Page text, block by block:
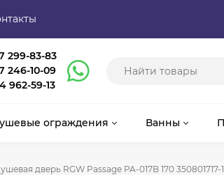
299-83-83
246-10-09
962-59-13
ограждения Ванны
дверь RGW Passage PA-017B 170